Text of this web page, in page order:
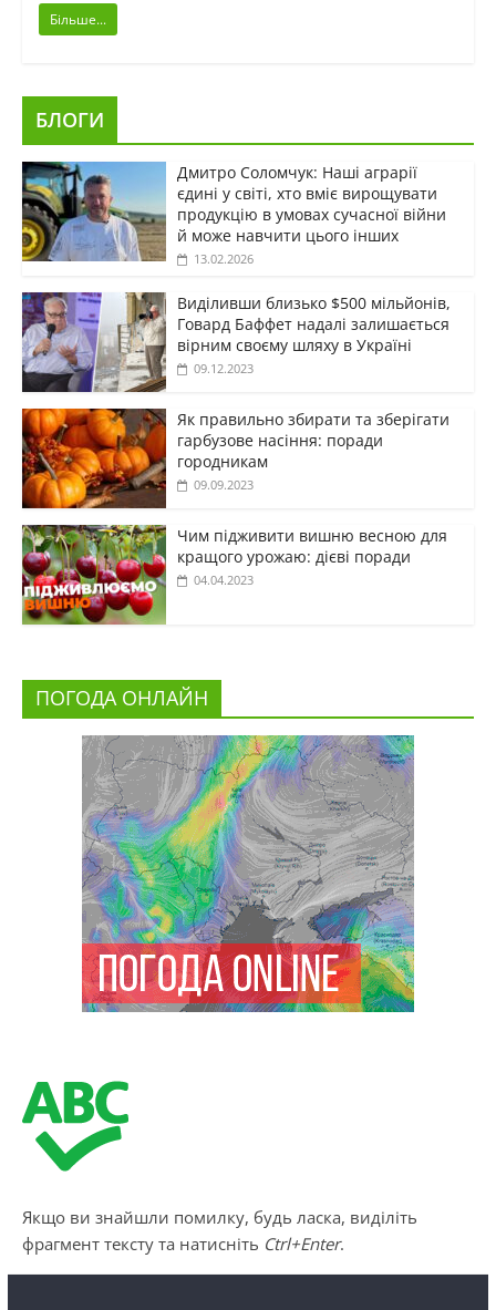
Більше...
БЛОГИ
Дмитро Соломчук: Наші аграрії
єдині у світі, хто вміє вирощувати
продукцію в умовах сучасної війни
й може навчити цього інших
13.02.2026
Виділивши близько $500 мільйонів,
Говард Баффет надалі залишається
вірним своєму шляху в Україні
09.12.2023
Як правильно збирати та зберігати
гарбузове насіння: поради
городникам
09.09.2023
Чим підживити вишню весною для
кращого урожаю: дієві поради
04.04.2023
ПОГОДА ОНЛАЙН
Якщо ви знайшли помилку, будь ласка, виділіть
фрагмент тексту та натисніть Ctrl+Enter.